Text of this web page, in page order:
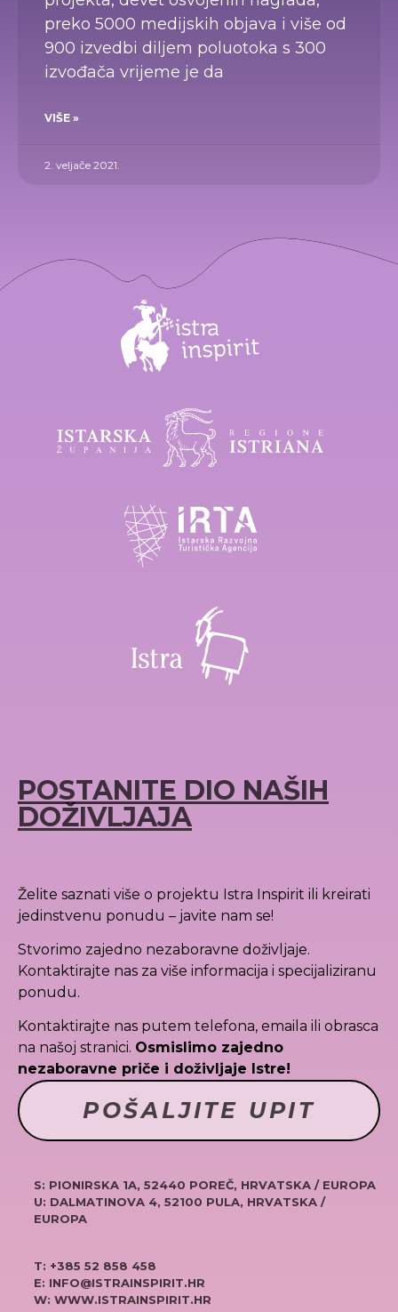
preko 5000 medijskih objava i više od
900 izvedbi diljem poluotoka s 300
izvođača vrijeme je da
VIŠE »
2. veljače 2021.
POSTANITE DIO NAŠIH
DOŽIVLJAJA
Želite saznati više o projektu Istra Inspirit ili kreirati
jedinstvenu ponudu – javite nam se!
Stvorimo zajedno nezaboravne doživljaje.
Kontaktirajte nas za više informacija i specijaliziranu
ponudu.
Kontaktirajte nas putem telefona, emaila ili obrasca
na našoj stranici. Osmislimo zajedno
nezaboravne priče i doživljaje Istre!
POŠALJITE UPIT
S: PIONIRSKA 1A, 52440 POREČ, HRVATSKA / EUROPA
U: DALMATINOVA 4, 52100 PULA, HRVATSKA /
EUROPA
T: +385 52 858 458
E: INFO@ISTRAINSPIRIT.HR
W: WWW.ISTRAINSPIRIT.HR